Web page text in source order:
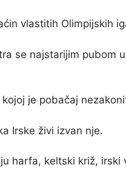
vlastitih Olimpijskih
se najstarijim pubom
je pobačaj
Irske živi izvan nje.
harfa, keltski križ, irski